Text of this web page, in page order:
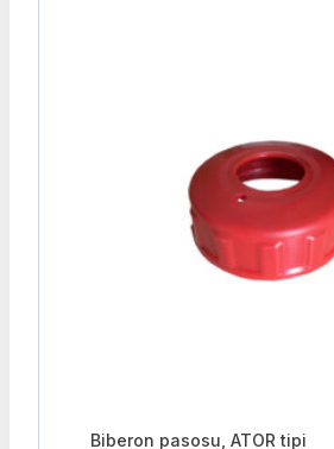
Biberon pasosu, ATOR tipi